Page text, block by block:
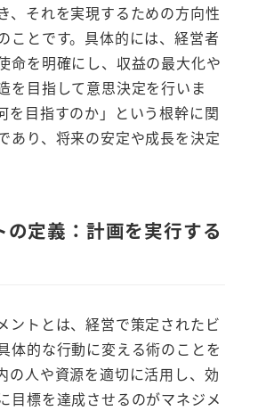
、それを実現するための方向性
ことです。具体的には、経営者
命を明確にし、収益の最大化や
を目指して意思決定を行いま
を目指すのか」という根幹に関
あり、将来の安定や成長を決定
の定義：計画を実行する
ントとは、経営で策定されたビ
体的な行動に変える術のことを
の人や資源を適切に活用し、効
目標を達成させるのがマネジメ